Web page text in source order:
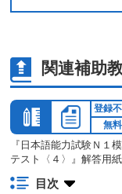
関連補助
『日本語能力試験Ｎ１
テスト〈４〉』解答用紙
登録
無料
目次